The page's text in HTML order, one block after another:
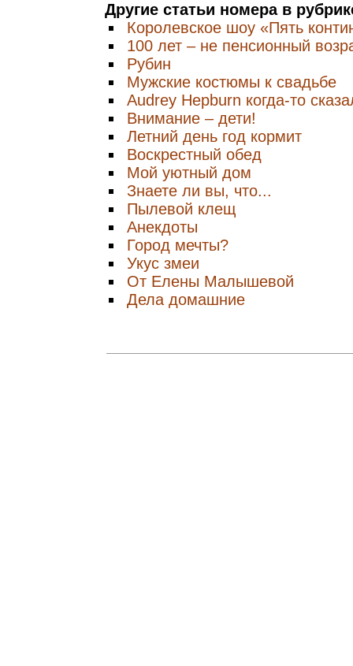
Другие статьи номера в
Королевское шоу «Пять
100 лет – не пенсионный
Рубин
Мужские костюмы к свадьбе
Audrey Hepburn когда-то
Внимание – дети!
Летний день год кормит
Воскрестный обед
Мой уютный дом
Знаете ли вы, что...
Пылевой клещ
Анекдоты
Город мечты?
Укус змеи
От Елены Малышевой
Дела домашние